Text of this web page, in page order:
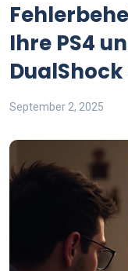
Ihre PS4
September 2, 2025